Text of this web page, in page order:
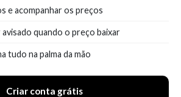
50 g
Night Peel 40 ml
A partir de:
R$
144,47
Compare
e acompanhar os preços
quando o preço baixar
tudo na palma da mão
Criar conta grátis